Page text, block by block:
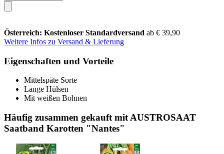
Österreich: Kostenloser Standardversand ab € 39,90
Weitere Infos zu Versand & Lieferung
Eigenschaften und Vorteile
Mittelspäte Sorte
Lange Hülsen
Mit weißen Bohnen
Häufig zusammen gekauft mit AUSTROSAAT
Saatband Karotten "Nantes"